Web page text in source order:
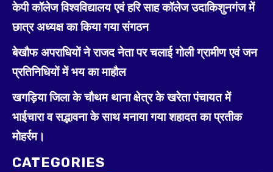
केपी कॉलेज विश्वविद्यालय एवं हरि साह कॉलेज उदाकिशुनगंज में
छात्र अध्यक्ष का किया गया संगठन
बेखौफ अपराधियों ने राजद नेता पर चलाई गोली ग्रामीण एवं जन
प्रतिनिधियों में भय का माहौल
खगड़िया जिला के चौथम थाना क्षेत्र के खरेता पंचायत में
भाईचारा व सद्भावना के साथ मनाया गया शहादत का प्रतीक
मोहर्रम।
CATEGORIES